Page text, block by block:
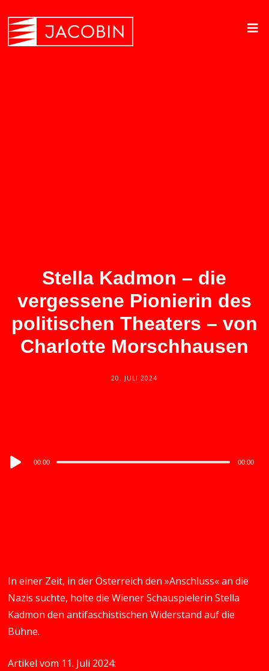
Stella Kadmon – die
vergessene Pionierin des
politischen Theaters – von
Charlotte Morschhausen
20. JULI 2024
Audio
00:00 00:00
In einer Zeit, in der Österreich den »Anschluss« an die
Nazis suchte, holte die Wiener Schauspielerin Stella
Kadmon den antifaschistischen Widerstand auf die
Bühne.
Artikel vom 11. Juli 2024: